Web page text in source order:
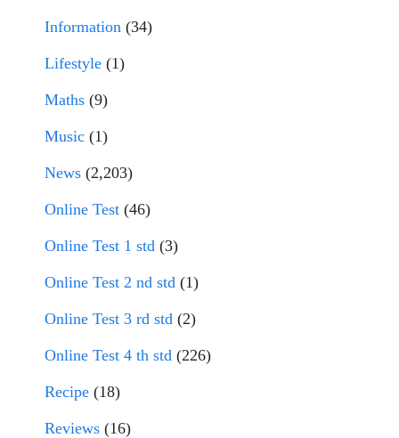
Information (34)
Lifestyle (1)
Maths (9)
Music (1)
News (2,203)
Online Test (46)
Online Test 1 std (3)
Online Test 2 nd std (1)
Online Test 3 rd std (2)
Online Test 4 th std (226)
Recipe (18)
Reviews (16)